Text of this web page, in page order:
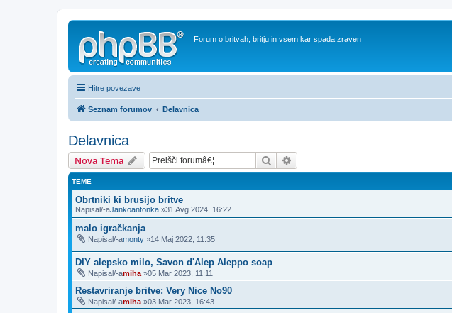
Forum o britvah, britju in vsem kar spada zraven
Hitre povezave
Seznam forumov Delavnica
Delavnica
Nova Tema Iskanje
TEME
Obrtniki ki brusijo britve
Napisal/-aJankoantonka »31 Avg 2024, 16:22
malo igračkanja
Napisal/-amonty »14 Maj 2022, 11:35
DIY alepsko milo, Savon d'Alep Aleppo soap
Napisal/-amiha »05 Mar 2023, 11:11
Restavriranje britve: Very Nice No90
Napisal/-amiha »03 Mar 2023, 16:43